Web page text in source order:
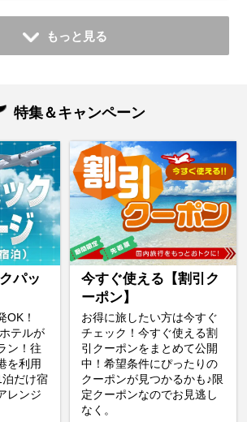
もっと見る
特集＆キャンペーン
パッ
OK！
テルが
ン！往
を利用
泊だけ宿
レンジ
今すぐ使える【割引ク
ーポン】
お得に旅したい方は今すぐ
チェック！今すぐ使える割
引クーポンをまとめて公開
中！希望条件にぴったりの
クーポンが見つかるかも♪限
定クーポンなのでお見逃し
なく。